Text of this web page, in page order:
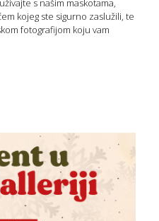
s našim maskotama,
kojeg ste sigurno zaslužili, te
fotografijom koju vam